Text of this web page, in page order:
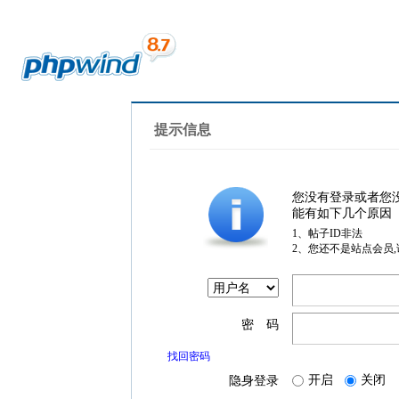
提示信息
您没有登录或者您
能有如下几个原因
1、帖子ID非法
2、您还不是站点会员
密 码
找回密码
隐身登录 开启 关闭